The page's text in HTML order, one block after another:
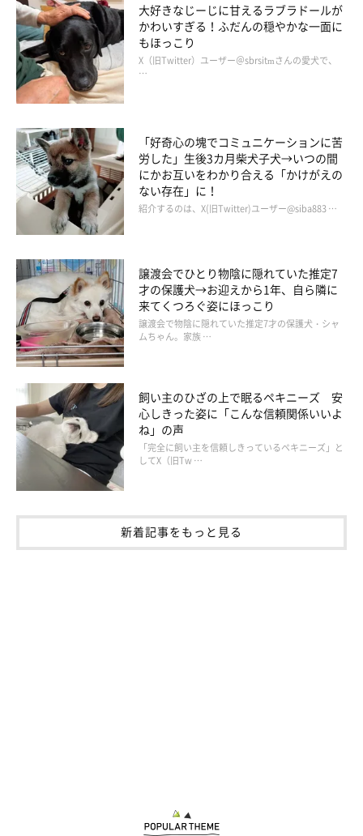
大好きなじーじに甘えるラブラドールが
かわいすぎる！ふだんの穏やかな一面に
もほっこり
X（旧Twitter）ユーザー＠sbrsitmさんの愛犬で、
…
「好奇心の塊でコミュニケーションに苦
労した」生後3カ月柴犬子犬→いつの間
にかお互いをわかり合える「かけがえの
ない存在」に！
紹介するのは、X(旧Twitter)ユーザー@siba883 …
譲渡会でひとり物陰に隠れていた推定7
才の保護犬→お迎えから1年、自ら隣に
来てくつろぐ姿にほっこり
譲渡会で物陰に隠れていた推定7才の保護犬・シャ
ムちゃん。家族 …
飼い主のひざの上で眠るペキニーズ 安
心しきった姿に「こんな信頼関係いいよ
ね」の声
「完全に飼い主を信頼しきっているペキニーズ」と
してX（旧Tw …
新着記事をもっと見る